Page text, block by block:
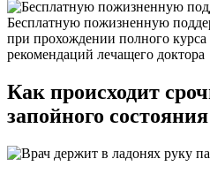
Бесплатную пожизненную
при прохождении полного
рекомендаций лечащего доктора
Как происходит
запойного